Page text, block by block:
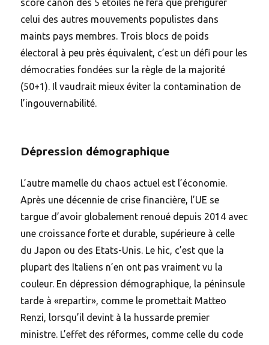
score canon des 5 étoiles ne fera que préfigurer
celui des autres mouvements populistes dans
maints pays membres. Trois blocs de poids
électoral à peu près équivalent, c’est un défi pour les
démocraties fondées sur la règle de la majorité
(50+1). Il vaudrait mieux éviter la contamination de
l’ingouvernabilité.
Dépression démographique
L’autre mamelle du chaos actuel est l’économie.
Après une décennie de crise financière, l’UE se
targue d’avoir globalement renoué depuis 2014 avec
une croissance forte et durable, supérieure à celle
du Japon ou des Etats-Unis. Le hic, c’est que la
plupart des Italiens n’en ont pas vraiment vu la
couleur. En dépression démographique, la péninsule
tarde à «repartir», comme le promettait Matteo
Renzi, lorsqu’il devint à la hussarde premier
ministre. L’effet des réformes, comme celle du code